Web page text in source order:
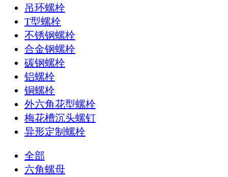
吊环螺栓
T型螺栓
不锈钢螺栓
合金钢螺栓
碳钢螺栓
铝螺栓
铜螺栓
外六角花型螺栓
梅花槽沉头螺钉
异形定制螺栓
全部
六角螺母